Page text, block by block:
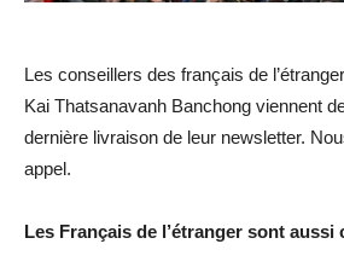
Les conseillers des français de
Kai Thatsanavanh Banchong viennent
dernière livraison de leur newsletter.
appel.
Les Français de l’étranger sont aussi